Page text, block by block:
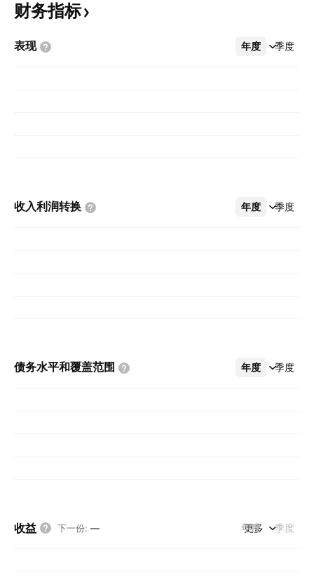
财务指标
表现 年度 季度
更多
收入利润转换 年度 季度
更多
债务水平和覆盖范围 年度 季度
更多
收益 下一份: — 年度 季度
更多